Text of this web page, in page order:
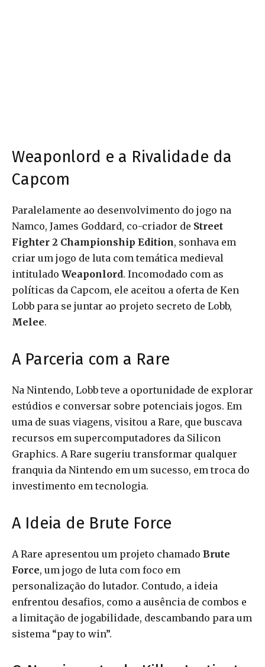
Weaponlord e a Rivalidade da
Capcom
Paralelamente ao desenvolvimento do jogo na
Namco, James Goddard, co-criador de Street
Fighter 2 Championship Edition, sonhava em
criar um jogo de luta com temática medieval
intitulado Weaponlord. Incomodado com as
políticas da Capcom, ele aceitou a oferta de Ken
Lobb para se juntar ao projeto secreto de Lobb,
Melee.
A Parceria com a Rare
Na Nintendo, Lobb teve a oportunidade de explorar
estúdios e conversar sobre potenciais jogos. Em
uma de suas viagens, visitou a Rare, que buscava
recursos em supercomputadores da Silicon
Graphics. A Rare sugeriu transformar qualquer
franquia da Nintendo em um sucesso, em troca do
investimento em tecnologia.
A Ideia de Brute Force
A Rare apresentou um projeto chamado Brute
Force, um jogo de luta com foco em
personalização do lutador. Contudo, a ideia
enfrentou desafios, como a ausência de combos e
a limitação de jogabilidade, descambando para um
sistema “pay to win”.